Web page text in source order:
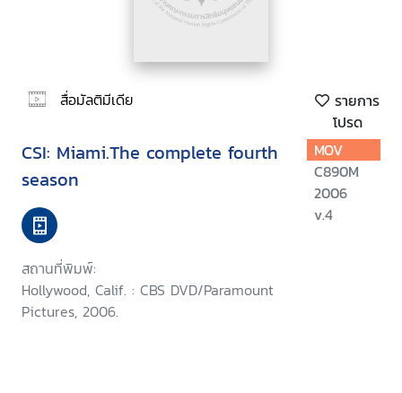
สื่อมัลติมีเดีย
รายการ
โปรด
CSI: Miami.The complete fourth
season
สถานที่พิมพ์:
Hollywood, Calif. : CBS DVD/Paramount
Pictures, 2006.
MOV
C890M
2006
v.4